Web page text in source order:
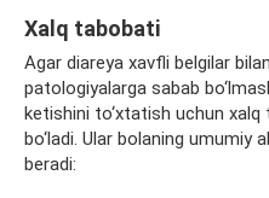
Xalq tabobati
Agar diareya xavfli belgilar
patologiyalarga sabab
ketishini to‘xtatish uchun
bo‘ladi. Ular bolaning umumiy
beradi: